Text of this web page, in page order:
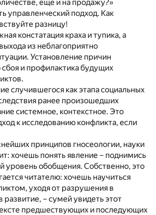
еще и на продажу?»
управленческий подход. Как
разницу!
констатация краха и тупика, а
из неблагоприятно
Установление причин
и профилактика будущих
случившегося как этапа социальных
ранее произошедших
системное, контекстное. Это
к исследованию конфликта, если
принципов гносеологии, науки
хочешь понять явление – поднимись
уровень обобщения. Собственно, это
читателю: хочешь научиться
уходя от разрушения в
развитие, – сумей увидеть этот
предшествующих и последующих